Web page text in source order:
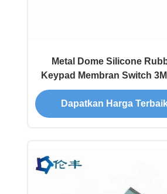
Metal Dome Silicone
Keypad Membran Switch
Perekat PET
Dapatkan Harga